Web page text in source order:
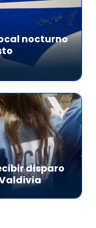
nocturno
disparo